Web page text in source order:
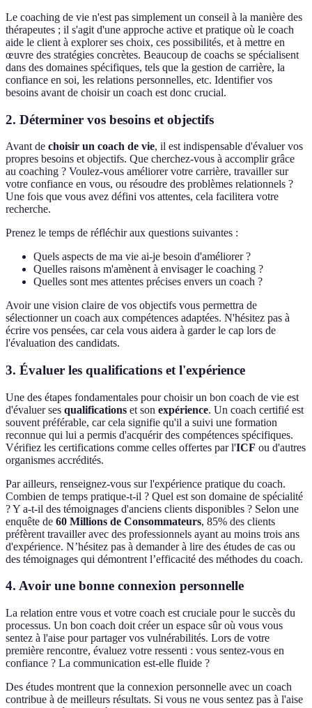
Le coaching de vie n'est pas simplement un conseil à la manière des
thérapeutes ; il s'agit d'une approche active et pratique où le coach
aide le client à explorer ses choix, ces possibilités, et à mettre en
œuvre des stratégies concrètes. Beaucoup de coachs se spécialisent
dans des domaines spécifiques, tels que la gestion de carrière, la
confiance en soi, les relations personnelles, etc. Identifier vos
besoins avant de choisir un coach est donc crucial.
2. Déterminer vos besoins et objectifs
Avant de choisir un coach de vie, il est indispensable d'évaluer vos
propres besoins et objectifs. Que cherchez-vous à accomplir grâce
au coaching ? Voulez-vous améliorer votre carrière, travailler sur
votre confiance en vous, ou résoudre des problèmes relationnels ?
Une fois que vous avez défini vos attentes, cela facilitera votre
recherche.
Prenez le temps de réfléchir aux questions suivantes :
Quels aspects de ma vie ai-je besoin d'améliorer ?
Quelles raisons m'amènent à envisager le coaching ?
Quelles sont mes attentes précises envers un coach ?
Avoir une vision claire de vos objectifs vous permettra de
sélectionner un coach aux compétences adaptées. N'hésitez pas à
écrire vos pensées, car cela vous aidera à garder le cap lors de
l'évaluation des candidats.
3. Évaluer les qualifications et l'expérience
Une des étapes fondamentales pour choisir un bon coach de vie est
d'évaluer ses qualifications et son expérience. Un coach certifié est
souvent préférable, car cela signifie qu'il a suivi une formation
reconnue qui lui a permis d'acquérir des compétences spécifiques.
Vérifiez les certifications comme celles offertes par l'ICF ou d'autres
organismes accrédités.
Par ailleurs, renseignez-vous sur l'expérience pratique du coach.
Combien de temps pratique-t-il ? Quel est son domaine de spécialité
? Y a-t-il des témoignages d'anciens clients disponibles ? Selon une
enquête de 60 Millions de Consommateurs, 85% des clients
préfèrent travailler avec des professionnels ayant au moins trois ans
d'expérience. N’hésitez pas à demander à lire des études de cas ou
des témoignages qui démontrent l’efficacité des méthodes du coach.
4. Avoir une bonne connexion personnelle
La relation entre vous et votre coach est cruciale pour le succès du
processus. Un bon coach doit créer un espace sûr où vous vous
sentez à l'aise pour partager vos vulnérabilités. Lors de votre
première rencontre, évaluez votre ressenti : vous sentez-vous en
confiance ? La communication est-elle fluide ?
Des études montrent que la connexion personnelle avec un coach
contribue à de meilleurs résultats. Si vous ne vous sentez pas à l'aise